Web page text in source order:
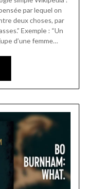
par lequel on
deux choses, par
Exemple : “Un
d’une femme…